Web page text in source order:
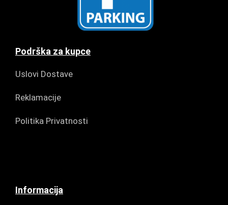
Podrška za kupce
Uslovi Dostave
Reklamacije
Politika Privatnosti
Informacija